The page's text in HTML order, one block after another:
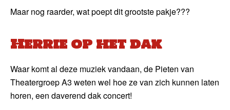
Maar nog raarder, wat poept dit grootste pakje???
Herrie op het dak
Waar komt al deze muziek vandaan, de Pieten van
Theatergroep A3 weten wel hoe ze van zich kunnen laten
horen, een daverend dak concert!